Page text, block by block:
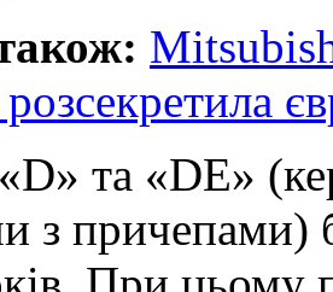
«D» та «DE»
з причепами)